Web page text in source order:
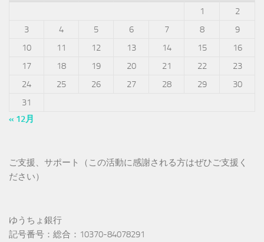
1
2
3
4 5 6 7 8
9
10
11 12 13 14 15
16
17
18 19 20 21 22
23
24
25 26 27 28 29
30
31
« 12月
ご支援、サポート（この活動に感謝される方はぜひご支援く
ださい）
ゆうちょ銀行
記号番号：総合：10370-84078291